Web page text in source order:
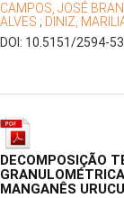
CAMPOS, JOSÉ
ALVES ; DINIZ,
DOI: 10.5151/2594-
DECOMPOSIÇÃO
MANGANÊS